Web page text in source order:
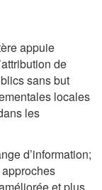
appuie
de
sans but
locales
les
d’information;
et plus